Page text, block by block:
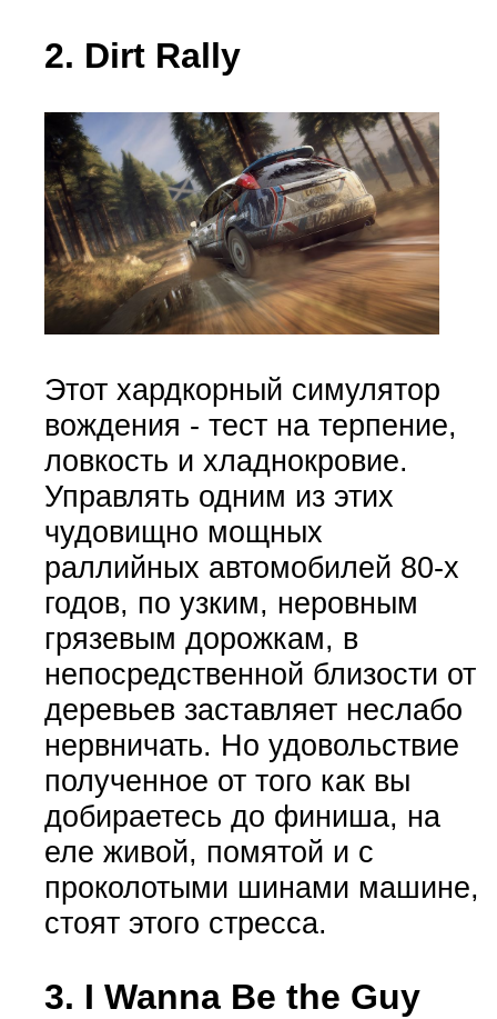
2. Dirt Rally
Этот хардкорный симулятор
вождения - тест на терпение,
ловкость и хладнокровие.
Управлять одним из этих
чудовищно мощных
раллийных автомобилей 80-х
годов, по узким, неровным
грязевым дорожкам, в
непосредственной близости от
деревьев заставляет неслабо
нервничать. Но удовольствие
полученное от того как вы
добираетесь до финиша, на
еле живой, помятой и с
проколотыми шинами машине,
стоят этого стресса.
3. I Wanna Be the Guy